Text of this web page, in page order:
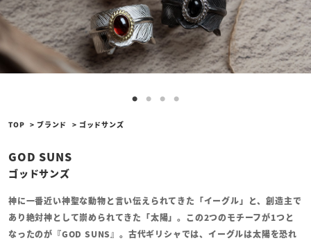
TOP ブランド ゴッドサンズ
GOD SUNS
ゴッドサンズ
神に一番近い神聖な動物と言い伝えられてきた「イーグル」と、創造主で
あり絶対神として崇められてきた「太陽」。この2つのモチーフが1つと
なったのが『GOD SUNS』。古代ギリシャでは、イーグルは太陽を恐れ